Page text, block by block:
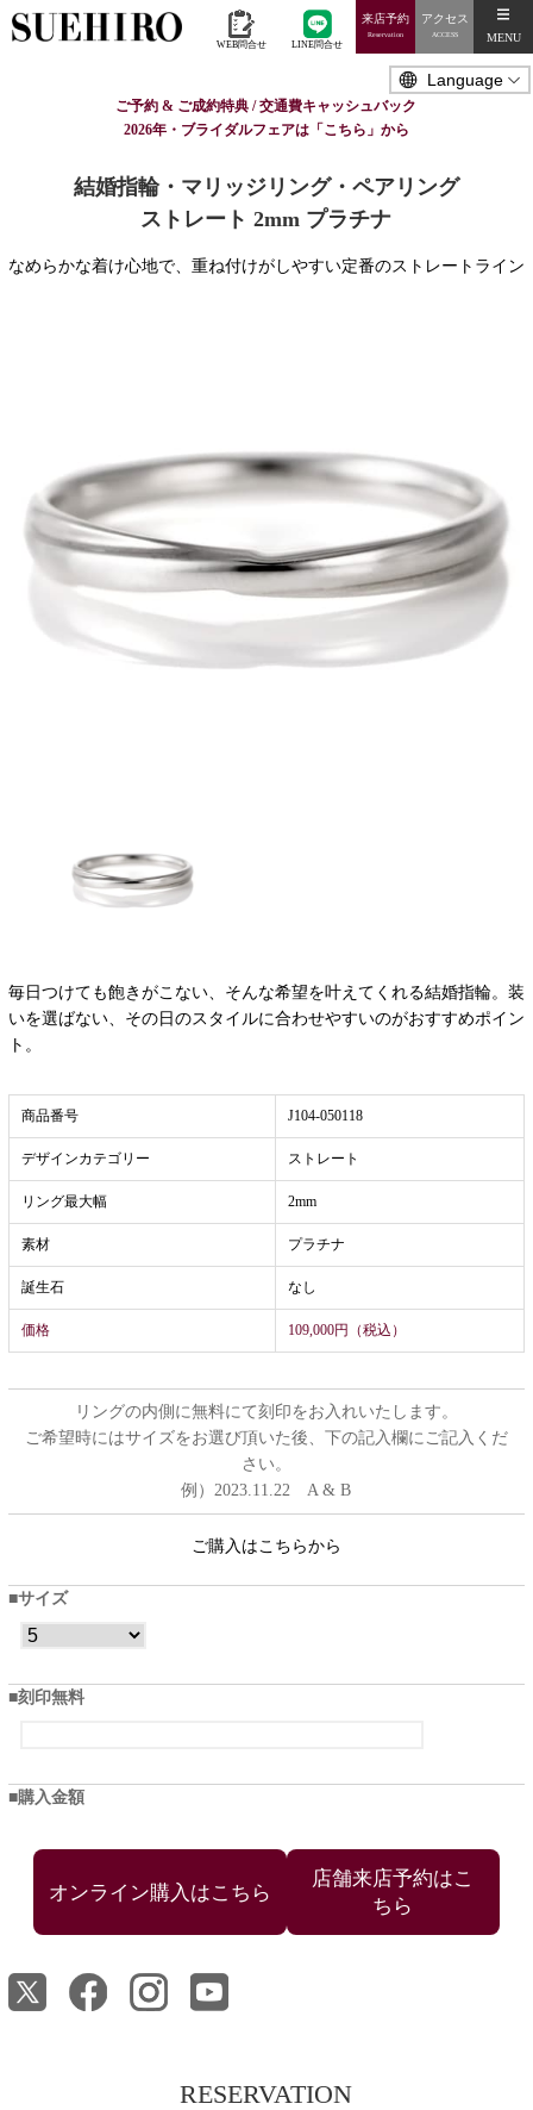
WEB問合せ LINE問合せ
来店予約
Reservation
アクセス
ACCESS MENU
ご予約 & ご成約特典 / 交通費キャッシュバック
2026年・ブライダルフェアは「こちら」から
結婚指輪・マリッジリング・ペアリング
ストレート 2mm プラチナ
なめらかな着け心地で、重ね付けがしやすい定番のストレートライン
毎日つけても飽きがこない、そんな希望を叶えてくれる結婚指輪。装
いを選ばない、その日のスタイルに合わせやすいのがおすすめポイン
ト。
商品番号 J104-050118
デザインカテゴリー ストレート
リング最大幅 2mm
素材 プラチナ
誕生石 なし
価格 109,000円（税込）
リングの内側に無料にて刻印をお入れいたします。
ご希望時にはサイズをお選び頂いた後、下の記入欄にご記入くだ
さい。
例）2023.11.22 A & B
ご購入はこちらから
サイズ
刻印無料
購入金額
店舗来店予約はこ
ちら
RESERVATION